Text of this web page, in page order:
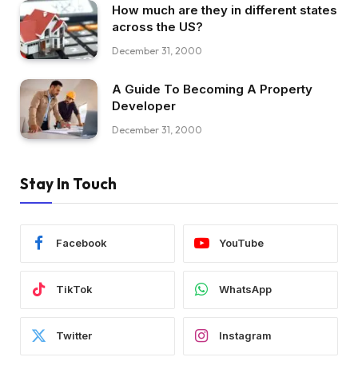
How much are they in different states
across the US?
December 31, 2000
A Guide To Becoming A Property
Developer
December 31, 2000
Stay In Touch
Facebook YouTube
TikTok WhatsApp
Twitter Instagram